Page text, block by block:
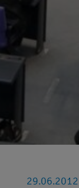
29.06.2012